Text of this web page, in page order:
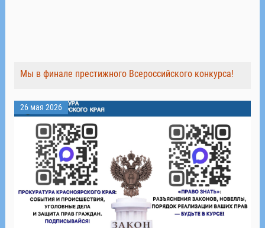
Мы в финале престижного Всероссийского конкурса!
26 мая 2026